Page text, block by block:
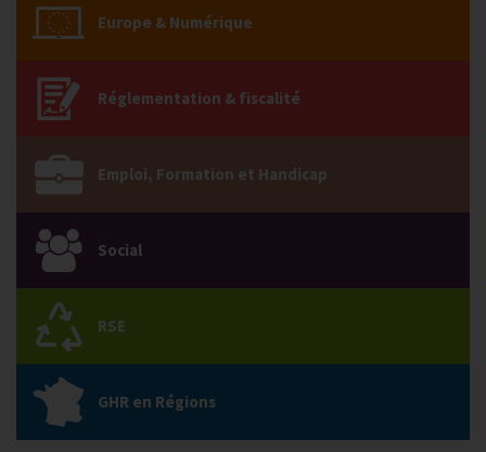
Europe & Numérique
Réglementation & fiscalité
Emploi, Formation et Handicap
Social
RSE
GHR en Régions